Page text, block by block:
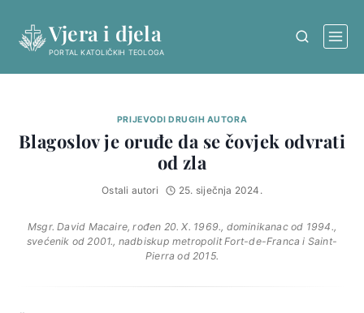
content
Vjera i djela
PORTAL KATOLIČKIH TEOLOGA
PRIJEVODI DRUGIH AUTORA
Blagoslov je oruđe da se čovjek odvrati
od zla
Ostali autori 25. siječnja 2024.
Msgr. David Macaire, rođen 20. X. 1969., dominikanac od 1994.,
svećenik od 2001., nadbiskup metropolit Fort-de-Franca i Saint-
Pierra od 2015.